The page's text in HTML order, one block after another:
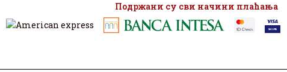
Подржани су сви начини плаћања